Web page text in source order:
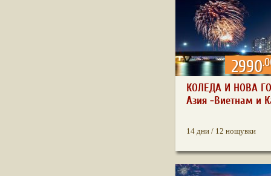
2990
КОЛЕДА И НОВА
Азия -Виетнам и
14 дни / 12 нощувки